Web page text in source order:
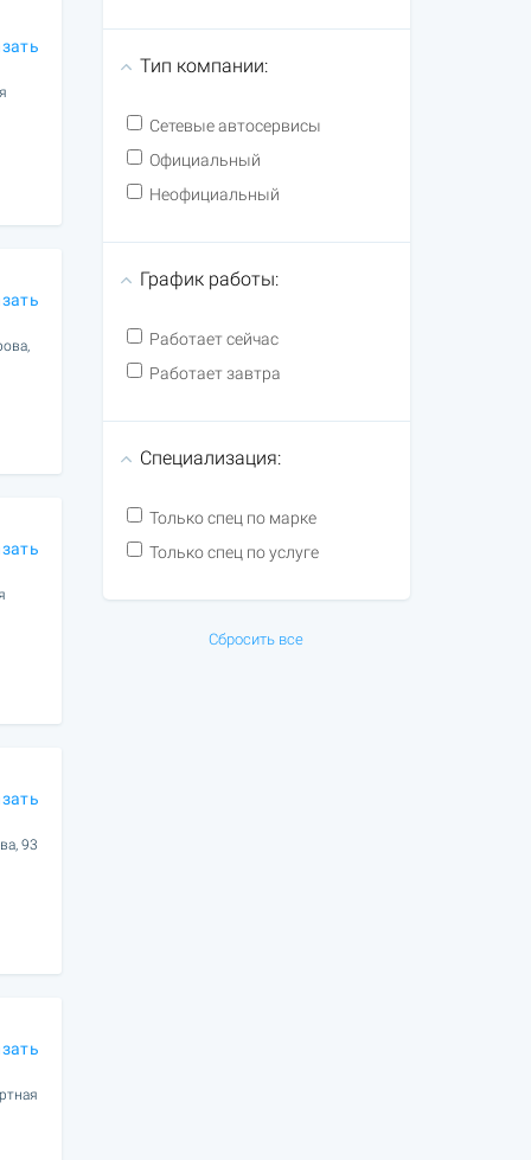
93
Тип компании:
Сетевые автосервисы
Официальный
Неофициальный
График работы:
Работает сейчас
Работает завтра
Специализация:
Только спец по марке
Только спец по услуге
Сбросить все